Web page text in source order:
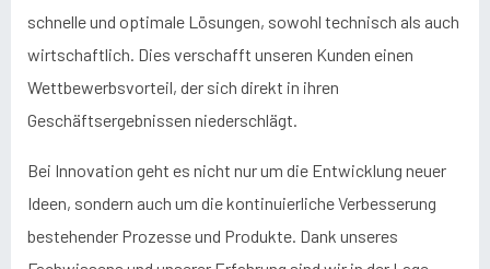
schnelle und optimale Lösungen, sowohl technisch als auch
wirtschaftlich. Dies verschafft unseren Kunden einen
Wettbewerbsvorteil, der sich direkt in ihren
Geschäftsergebnissen niederschlägt.
Bei Innovation geht es nicht nur um die Entwicklung neuer
Ideen, sondern auch um die kontinuierliche Verbesserung
bestehender Prozesse und Produkte. Dank unseres